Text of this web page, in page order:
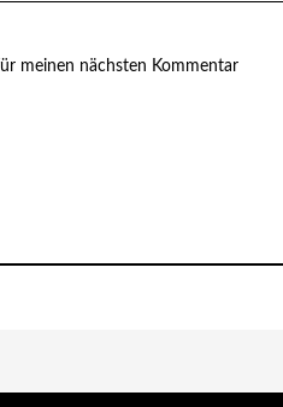
meinen nächsten Kommentar